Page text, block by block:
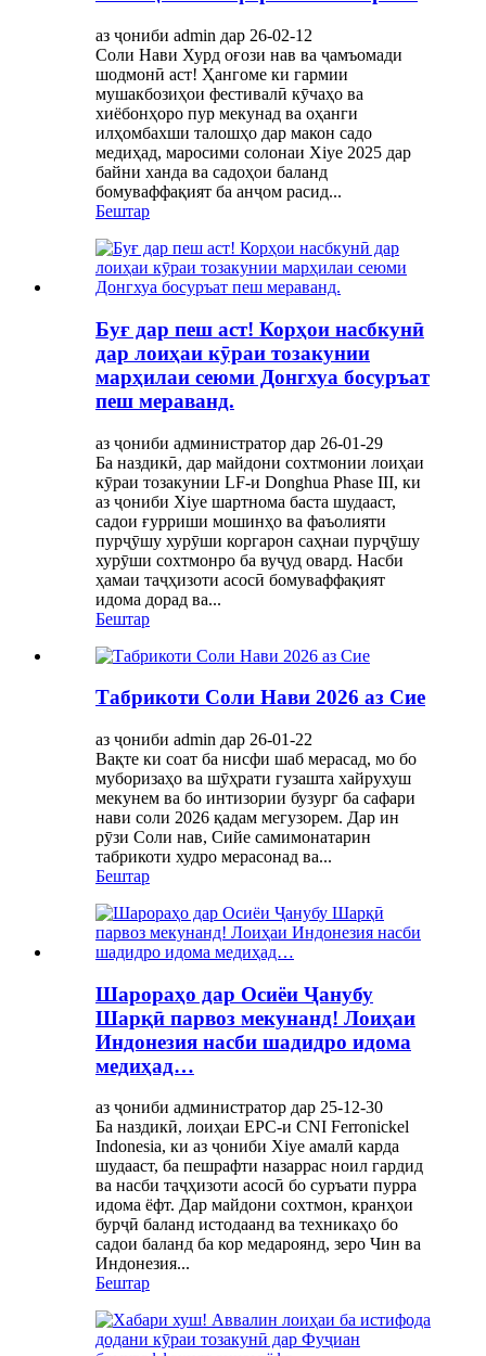
аз ҷониби admin дар 26-02-12
Соли Нави Хурд оғози нав ва ҷамъомади
шодмонӣ аст! Ҳангоме ки гармии
мушакбозиҳои фестивалӣ кӯчаҳо ва
хиёбонҳоро пур мекунад ва оҳанги
илҳомбахши талошҳо дар макон садо
медиҳад, маросими солонаи Xiye 2025 дар
байни ханда ва садоҳои баланд
бомуваффақият ба анҷом расид...
Бештар
Буғ дар пеш аст! Корҳои насбкунӣ
дар лоиҳаи кӯраи тозакунии
марҳилаи сеюми Донгхуа босуръат
пеш мераванд.
аз ҷониби администратор дар 26-01-29
Ба наздикӣ, дар майдони сохтмонии лоиҳаи
кӯраи тозакунии LF-и Donghua Phase III, ки
аз ҷониби Xiye шартнома баста шудааст,
садои ғурриши мошинҳо ва фаъолияти
пурҷӯшу хурӯши коргарон саҳнаи пурҷӯшу
хурӯши сохтмонро ба вуҷуд овард. Насби
ҳамаи таҷҳизоти асосӣ бомуваффақият
идома дорад ва...
Бештар
Табрикоти Соли Нави 2026 аз Сие
аз ҷониби admin дар 26-01-22
Вақте ки соат ба нисфи шаб мерасад, мо бо
муборизаҳо ва шӯҳрати гузашта хайрухуш
мекунем ва бо интизории бузург ба сафари
нави соли 2026 қадам мегузорем. Дар ин
рӯзи Соли нав, Сийе самимонатарин
табрикоти худро мерасонад ва...
Бештар
Шарораҳо дар Осиёи Ҷанубу
Шарқӣ парвоз мекунанд! Лоиҳаи
Индонезия насби шадидро идома
медиҳад…
аз ҷониби администратор дар 25-12-30
Ба наздикӣ, лоиҳаи EPC-и CNI Ferronickel
Indonesia, ки аз ҷониби Xiye амалӣ карда
шудааст, ба пешрафти назаррас ноил гардид
ва насби таҷҳизоти асосӣ бо суръати пурра
идома ёфт. Дар майдони сохтмон, кранҳои
бурҷӣ баланд истодаанд ва техникаҳо бо
садои баланд ба кор медароянд, зеро Чин ва
Индонезия...
Бештар